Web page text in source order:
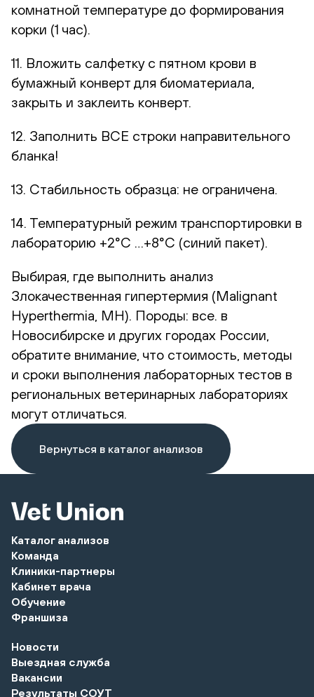
комнатной температуре до формирования
корки (1 час).
11. Вложить салфетку с пятном крови в
бумажный конверт для биоматериала,
закрыть и заклеить конверт.
12. Заполнить ВСЕ строки направительного
бланка!
13. Стабильность образца: не ограничена.
14. Температурный режим транспортировки в
лабораторию +2°С …+8°С (синий пакет).
Выбирая, где выполнить анализ
Злокачественная гипертермия (Malignant
Hyperthermia, MH). Породы: все. в
Новосибирске и других городах России,
обратите внимание, что стоимость, методы
и сроки выполнения лабораторных тестов в
региональных ветеринарных лабораториях
могут отличаться.
Вернуться в каталог анализов
Каталог анализов
Команда
Клиники-партнеры
Кабинет врача
Обучение
Франшиза
Новости
Выездная служба
Вакансии
Результаты СОУТ